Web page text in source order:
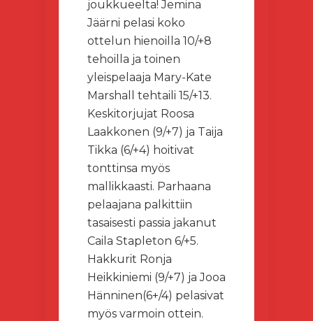
joukkueelta! Jemina
Jäärni pelasi koko
ottelun hienoilla 10/+8
tehoilla ja toinen
yleispelaaja Mary-Kate
Marshall tehtaili 15/+13.
Keskitorjujat Roosa
Laakkonen (9/+7) ja Taija
Tikka (6/+4) hoitivat
tonttinsa myös
mallikkaasti. Parhaana
pelaajana palkittiin
tasaisesti passia jakanut
Caila Stapleton 6/+5.
Hakkurit Ronja
Heikkiniemi (9/+7) ja Jooa
Hänninen(6+/4) pelasivat
myös varmoin ottein.